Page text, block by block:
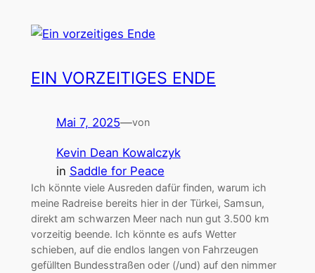
EIN VORZEITIGES ENDE
Mai 7, 2025—von
Kevin Dean Kowalczyk
in Saddle for Peace
Ich könnte viele Ausreden dafür finden, warum ich
meine Radreise bereits hier in der Türkei, Samsun,
direkt am schwarzen Meer nach nun gut 3.500 km
vorzeitig beende. Ich könnte es aufs Wetter
schieben, auf die endlos langen von Fahrzeugen
gefüllten Bundesstraßen oder (/und) auf den nimmer